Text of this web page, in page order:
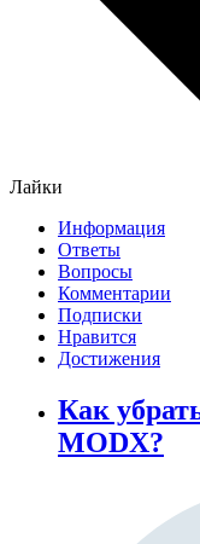
Лайки
Информация
Ответы
Вопросы
Комментарии
Подписки
Нравится
Достижения
Как
MODX?